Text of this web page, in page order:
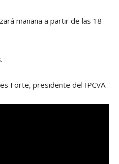
mañana a partir de las 18
Forte, presidente del IPCVA.